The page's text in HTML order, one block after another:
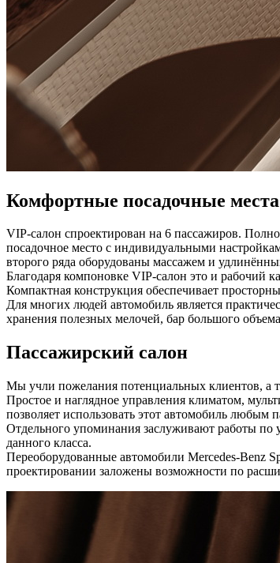
Комфортные посадочные места
VIP-салон спроектирован на 6 пассажиров.
посадочное место с индивидуальными
второго ряда оборудованы массажем и
Благодаря компоновке VIP-салон это и рабочий
Компактная конструкция обеспечивает
Для многих людей автомобиль является
хранения полезных мелочей, бар большого
Пассажирский салон
Мы учли пожелания потенциальных клиентов, а
Простое и наглядное управления климатом,
позволяет использовать этот автомобиль любым
Отдельного упоминания заслуживают работы
данного класса.
Переоборудованные автомобили Mercedes-Benz
проектировании заложены возможности по